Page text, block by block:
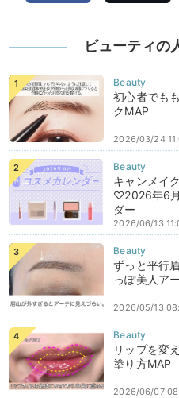
ビューティの
初心者でも
クMAP
2026/03/24
キャンメイ
♡2026年6
ダー
2026/06/13
ずっと平行
っぽ美人ア
2026/05/13
リップを変
塗り方MAP
2026/06/07